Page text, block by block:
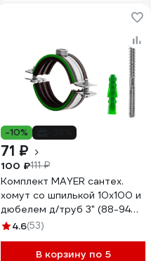
-10%
71 ₽
100 ₽111 ₽
Комплект MAYER сантех.
хомут со шпилькой 10x100 и
дюбелем д/труб 3" (88-94
мм), гайка М10 14 0300
4.6(53)
В корзину по 5